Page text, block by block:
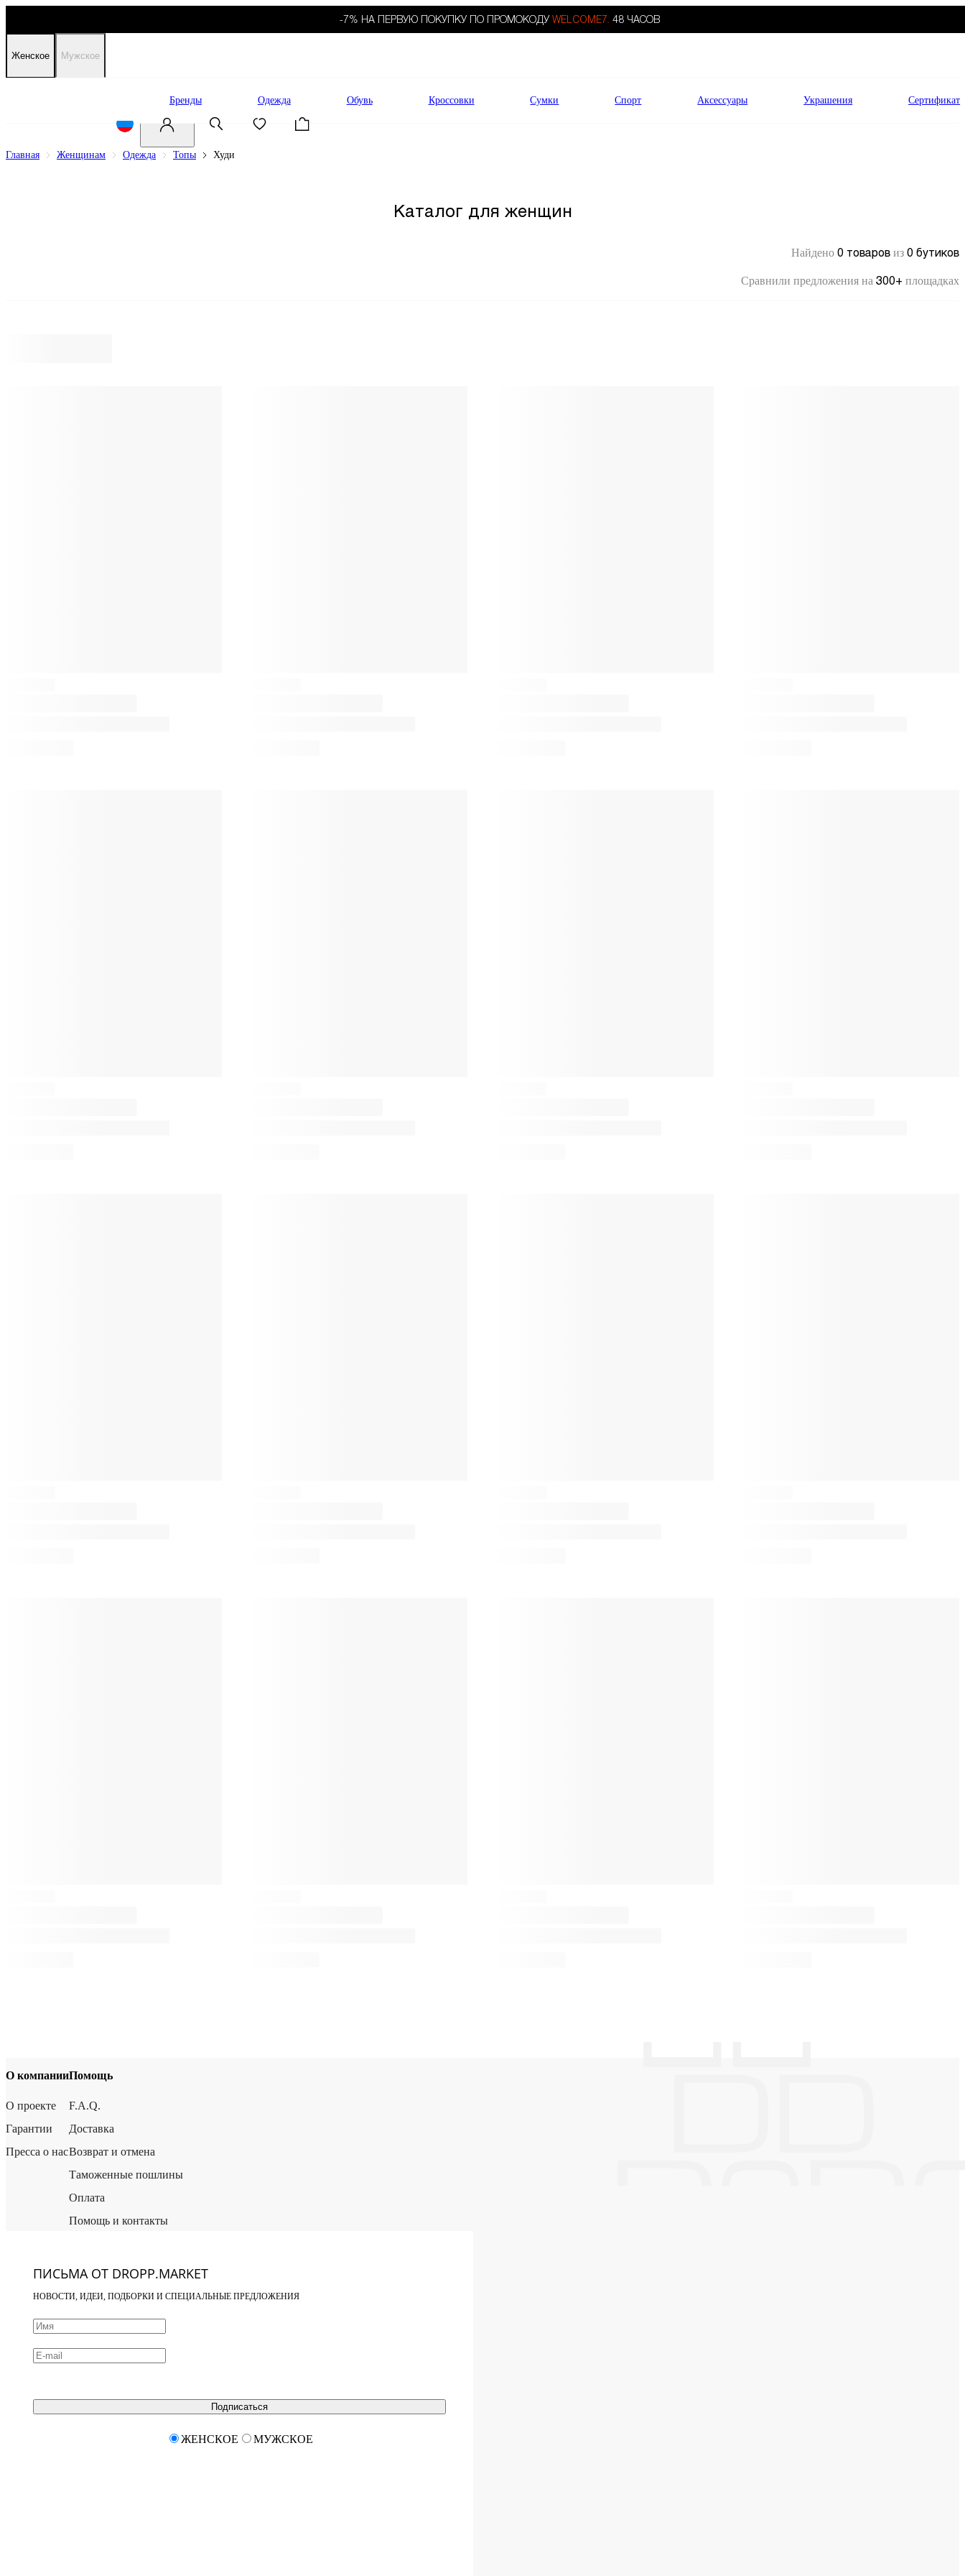
-7% НА ПЕРВУЮ ПОКУПКУ ПО ПРОМОКОДУ WELCOME7. 48 ЧАСОВ
Женское Мужское
Бренды Одежда Обувь Кроссовки Сумки Спорт Аксессуары Украшения Сертификат
Главная Женщинам Одежда Топы Худи
Каталог для женщин
Найдено 0 товаров из 0 бутиков
Сравнили предложения на 300+ площадках
О компании
О проекте
Гарантии
Пресса о нас
Помощь
F.A.Q.
Доставка
Возврат и отмена
Таможенные пошлины
Оплата
Помощь и контакты
ПИСЬМА ОТ DROPP.MARKET
НОВОСТИ, ИДЕИ, ПОДБОРКИ И СПЕЦИАЛЬНЫЕ ПРЕДЛОЖЕНИЯ
Подписаться
ЖЕНСКОЕ МУЖСКОЕ